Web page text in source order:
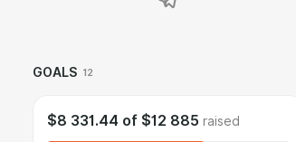
GOALS 12
$8 331.44 of $12 885 raised